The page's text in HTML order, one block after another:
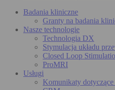
Badania kliniczne
Granty na badania
Nasze technologie
Technologia DX
Stymulacja układu
Closed Loop
ProMRI
Usługi
Komunikaty